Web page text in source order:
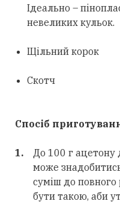
Ідеально –
невеликих кульок.
Щільний корок
Скотч
Спосіб
До 100 г ацетону
може
суміш до
бути такою, аби